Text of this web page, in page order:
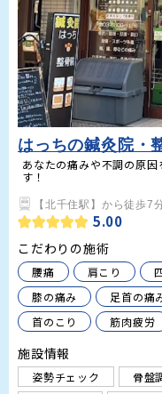
はっちの鍼灸院・
あなたの痛みや不調の原
す！
【北千住駅】から徒歩7
5.00
こだわりの施術
腰痛 肩こり
膝の痛み
足首の痛
首のこり
筋肉疲労
施設情報
姿勢チェック 骨盤